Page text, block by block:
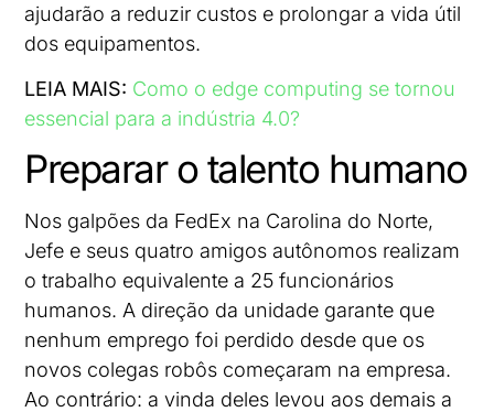
ajudarão a reduzir custos e prolongar a vida útil
dos equipamentos.
LEIA MAIS: Como o edge computing se tornou
essencial para a indústria 4.0?
Preparar o talento humano
Nos galpões da FedEx na Carolina do Norte,
Jefe e seus quatro amigos autônomos realizam
o trabalho equivalente a 25 funcionários
humanos. A direção da unidade garante que
nenhum emprego foi perdido desde que os
novos colegas robôs começaram na empresa.
Ao contrário: a vinda deles levou aos demais a